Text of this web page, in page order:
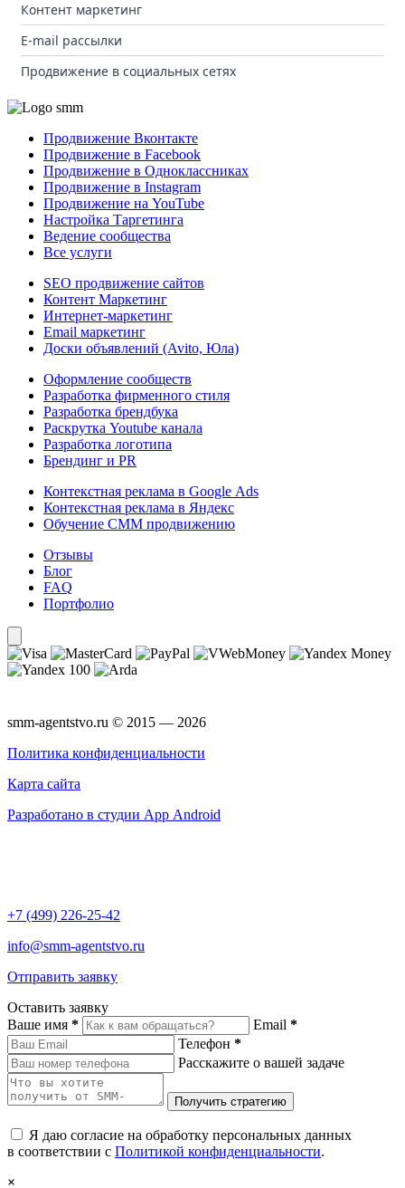
Контент маркетинг
E-mail рассылки
Продвижение в социальных сетях
Продвижение Вконтакте
Продвижение в Facebook
Продвижение в Одноклассниках
Продвижение в Instagram
Продвижение на YouTube
Настройка Таргетинга
Ведение сообщества
Все услуги
SEO продвижение сайтов
Контент Маркетинг
Интернет-маркетинг
Email маркетинг
Доски объявлений (Avito, Юла)
Оформление сообществ
Разработка фирменного стиля
Разработка брендбука
Раскрутка Youtube канала
Разработка логотипа
Брендинг и PR
Контекстная реклама в Google Ads
Контекстная реклама в Яндекс
Обучение СММ продвижению
Отзывы
Блог
FAQ
Портфолио
smm-agentstvo.ru © 2015 — 2026
Политика конфиденциальности
Карта сайта
Разработано в студии App Android
+7 (499) 226-25-42
info@smm-agentstvo.ru
Отправить заявку
Оставить заявку
Ваше имя * Email *
Телефон *
Расскажите о вашей задаче
Я даю согласие на обработку персональных данных
в соответствии с Политикой конфиденциальности.
×